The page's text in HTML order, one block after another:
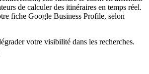
de calculer des itinéraires en temps réel.
fiche Google Business Profile, selon
votre visibilité dans les recherches.